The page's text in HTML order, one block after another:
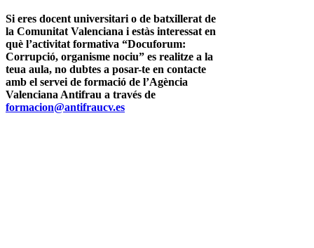
Si eres docent universitari o de batxillerat de
la Comunitat Valenciana i estàs interessat en
què l’activitat formativa “Docuforum:
Corrupció, organisme nociu” es realitze a la
teua aula, no dubtes a posar-te en contacte
amb el servei de formació de l’Agència
Valenciana Antifrau a través de
formacion@antifraucv.es